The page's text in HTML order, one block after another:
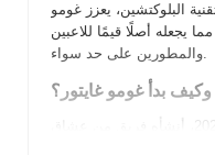
البلوكتشين، يعزز غومو
يجعله أصلًا قيمًا للاعبين
والمطورين على حد سواء.
بدأ غومو غايتور؟
تم إطلاق غومو غايتور في عام 2022، أنشأه فريق من عشاق